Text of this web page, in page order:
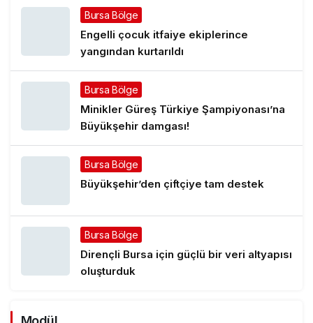
Bursa Bölge
Engelli çocuk itfaiye ekiplerince
yangından kurtarıldı
Bursa Bölge
Minikler Güreş Türkiye Şampiyonası’na
Büyükşehir damgası!
Bursa Bölge
Büyükşehir’den çiftçiye tam destek
Bursa Bölge
Dirençli Bursa için güçlü bir veri altyapısı
oluşturduk